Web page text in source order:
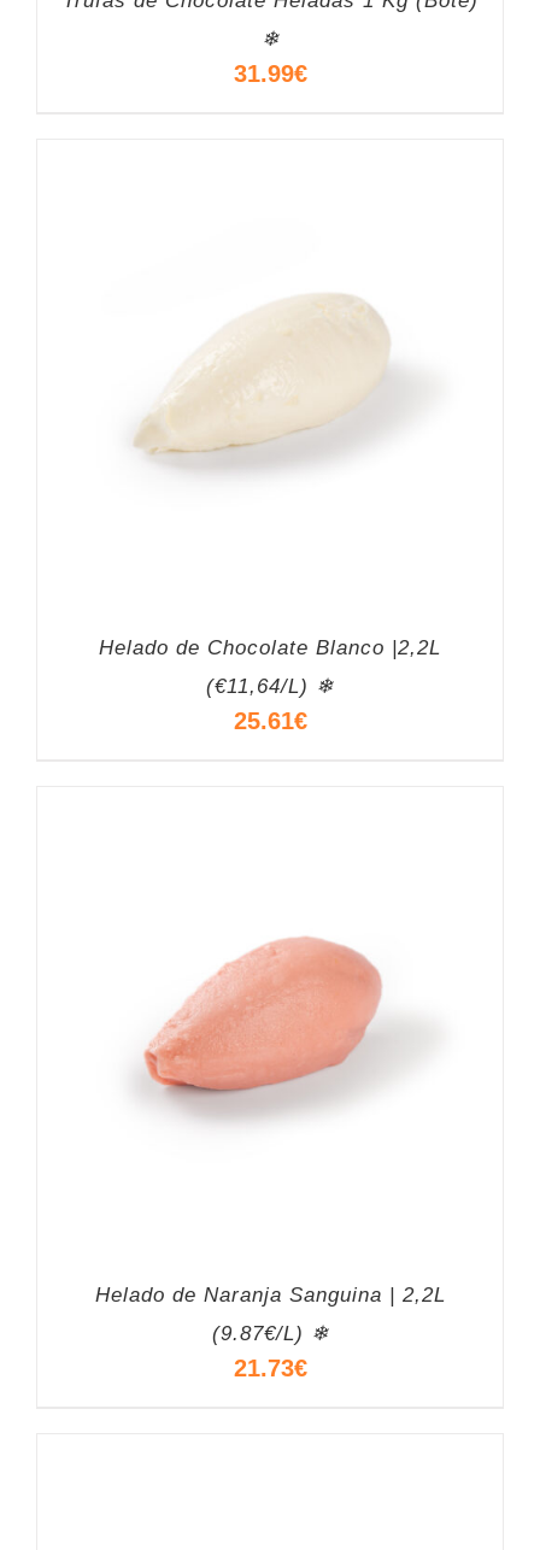
❄
31.99€
Helado de Chocolate Blanco |2,2L
(€11,64/L) ❄
25.61€
Helado de Naranja Sanguina | 2,2L
(9.87€/L) ❄
21.73€